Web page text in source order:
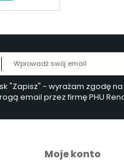
"Zapisz" - wyrażam zgodę
email przez firmę PHU
Moje konto